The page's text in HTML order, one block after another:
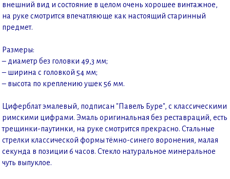
внешний вид и состояние в целом очень хорошее винтажное,
на руке смотрится впечатляюще как настоящий старинный
предмет.
Размеры:
– диаметр без головки 49,3 мм;
– ширина с головкой 54 мм;
– высота по креплению ушек 56 мм.
Циферблат эмалевый, подписан "Павелъ Буре", с классическими
римскими цифрами. Эмаль оригинальная без реставраций, есть
трещинки-паутинки, на руке смотрится прекрасно. Стальные
стрелки классической формы тёмно-синего воронения, малая
секунда в позиции 6 часов. Стекло натуральное минеральное
чуть выпуклое.